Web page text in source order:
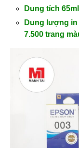
Dung tích 65ml
Dung lượng
7.500 trang